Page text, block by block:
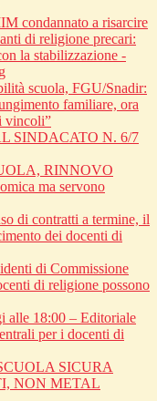
condannato a risarcire
di religione precari:
la stabilizzazione -
scuola, FGU/Snadir:
familiare, ora
vincoli”
SINDACATO N. 6/7
RINNOVO
ma servono
di contratti a termine, il
dei docenti di
di Commissione
di religione possono
alle 18:00 – Editoriale
per i docenti di
SICURA
NON METAL